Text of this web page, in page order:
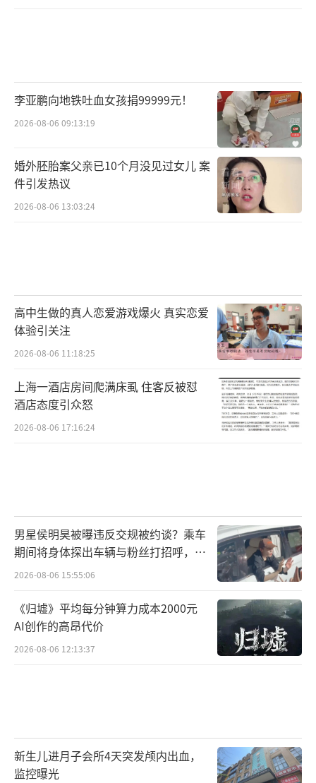
李亚鹏向地铁吐血女孩捐99999元！
2026-08-06 09:13:19
婚外胚胎案父亲已10个月没见过女儿 案
件引发热议
2026-08-06 13:03:24
高中生做的真人恋爱游戏爆火 真实恋爱
体验引关注
2026-08-06 11:18:25
上海一酒店房间爬满床虱 住客反被怼
酒店态度引众怒
2026-08-06 17:16:24
男星侯明昊被曝违反交规被约谈？乘车
期间将身体探出车辆与粉丝打招呼，当
地交警回应
2026-08-06 15:55:06
《归墟》平均每分钟算力成本2000元
AI创作的高昂代价
2026-08-06 12:13:37
新生儿进月子会所4天突发颅内出血，
监控曝光